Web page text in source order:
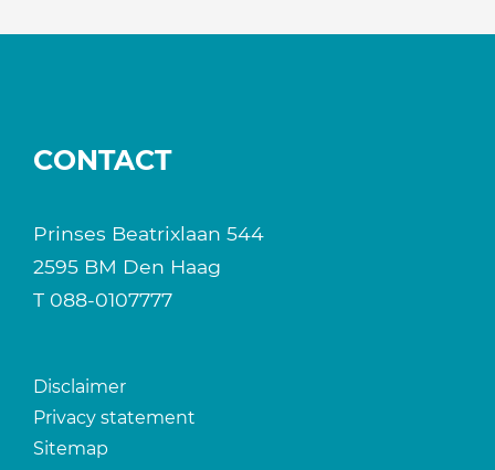
CONTACT
Prinses Beatrixlaan 544
2595 BM Den Haag
T 088-0107777
Disclaimer
Privacy statement
Sitemap